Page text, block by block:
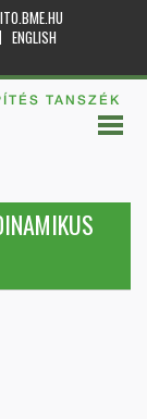
ENGLISH
TANSZÉK